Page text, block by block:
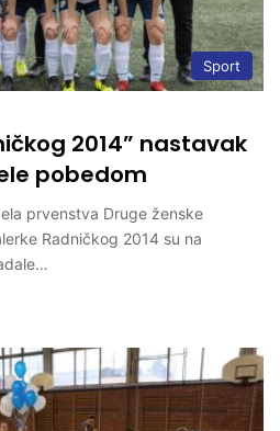
Sport
2014” nastavak
pobedom
prvenstva Druge ženske
Radničkog 2014 su na